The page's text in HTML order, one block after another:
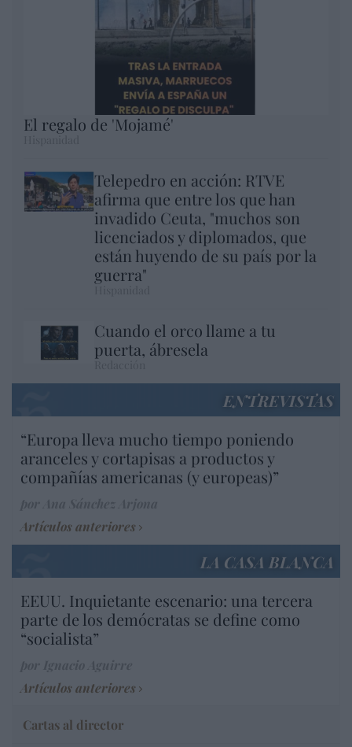
El regalo de 'Mojamé'
Telepedro en acción: RTVE
afirma que entre los que han
invadido Ceuta, "muchos son
licenciados y diplomados, que
están huyendo de su país por la
guerra"
Cuando el orco llame a tu
puerta, ábresela
ENTREVISTAS
“Europa lleva mucho tiempo poniendo
aranceles y cortapisas a productos y
compañías americanas (y europeas)”
Artículos anteriores
LA CASA BLANCA
EEUU. Inquietante escenario: una tercera
parte de los demócratas se define como
“socialista”
Artículos anteriores
Cartas al director